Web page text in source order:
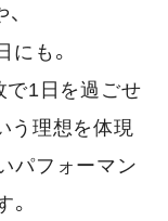
にも。
で1日を過ごせ
う理想を体現
パフォーマン
。